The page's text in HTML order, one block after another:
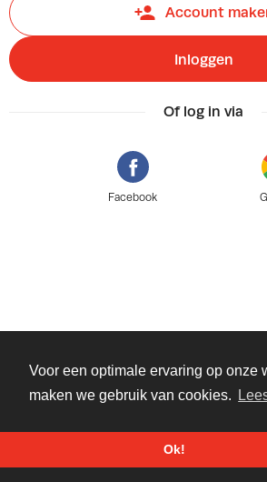
Voor een optimale ervaring op onze
maken we gebruik van cookies.
Ok!
Account
Inloggen
Of log in via
Facebook
Tixly